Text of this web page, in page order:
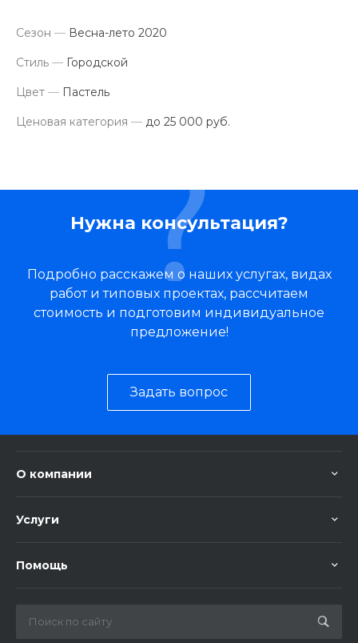
Сезон — Весна-лето 2020
Стиль — Городской
Цвет — Пастель
Ценовая категория — до 25 000 руб.
Нужна консультация?
Подробно расскажем о наших услугах, видах
работ и типовых проектах, рассчитаем
стоимость и подготовим индивидуальное
предложение!
Задать вопрос
О компании
Услуги
Помощь